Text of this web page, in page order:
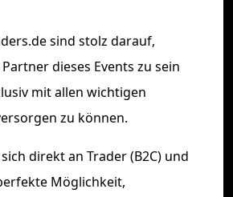
sind stolz darauf,
dieses Events zu sein
mit allen wichtigen
zu können.
direkt an Trader (B2C) und
Möglichkeit,